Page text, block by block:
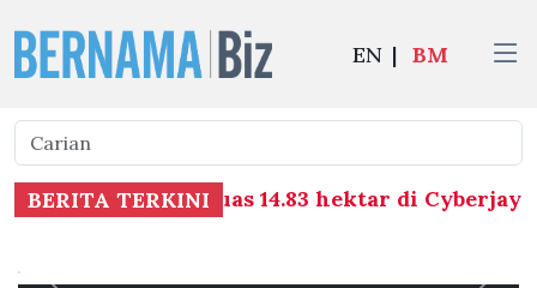
EN | BM
BERITA TERKINI
tanah seluas 14.83 hektar di Cyberjaya